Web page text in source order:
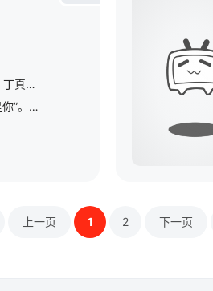
丁真珍珠 / 段奥娟
所谓宿命就是“最初是你，最后也依然是你”。经历人生巨变的七七偶然救下林南一并彼此相爱，好友丁真见证了两人许多难忘的瞬间。当所有美好顺利展开，误会却让相爱的两个人走到分开的边缘。然而一场看似偶然的重逢，
上一页 1 2 下一页